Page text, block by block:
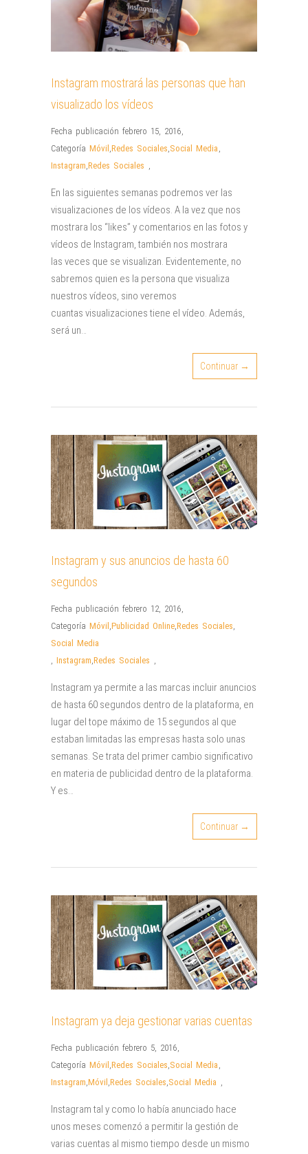
Instagram mostrará las personas que han
visualizado los vídeos
Fecha publicación febrero 15, 2016,
Categoría Móvil ,Redes Sociales,Social Media ,
Instagram,Redes Sociales ,
En las siguientes semanas podremos ver las
visualizaciones de los vídeos. A la vez que nos
mostrara los “likes” y comentarios en las fotos y
vídeos de Instagram, también nos mostrara
las veces que se visualizan. Evidentemente, no
sabremos quien es la persona que visualiza
nuestros vídeos, sino veremos
cuantas visualizaciones tiene el vídeo. Además,
será un…
Continuar →
Instagram y sus anuncios de hasta 60
segundos
Fecha publicación febrero 12, 2016,
Categoría Móvil ,Publicidad Online,Redes Sociales,
Social Media
, Instagram,Redes Sociales ,
Instagram ya permite a las marcas incluir anuncios
de hasta 60 segundos dentro de la plataforma, en
lugar del tope máximo de 15 segundos al que
estaban limitadas las empresas hasta solo unas
semanas. Se trata del primer cambio significativo
en materia de publicidad dentro de la plataforma.
Y es…
Continuar →
Instagram ya deja gestionar varias cuentas
Fecha publicación febrero 5, 2016,
Categoría Móvil ,Redes Sociales,Social Media ,
Instagram,Móvil ,Redes Sociales,Social Media ,
Instagram tal y como lo había anunciado hace
unos meses comenzó a permitir la gestión de
varias cuentas al mismo tiempo desde un mismo